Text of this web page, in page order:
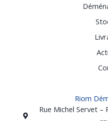
Riom
Rue Michel Servet